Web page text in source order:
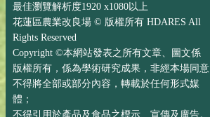
最佳瀏覽解析度1920 x1080以上
花蓮區農業改良場 © 版權所有 HDARES All
Rights Reserved
Copyright ©本網站發表之所有文章、圖文係
版權所有，係為學術研究成果，非經本場同意
不得將全部或部分內容，轉載於任何形式媒
體；
不得引用於產品及食品之標示、宣傳及廣告。